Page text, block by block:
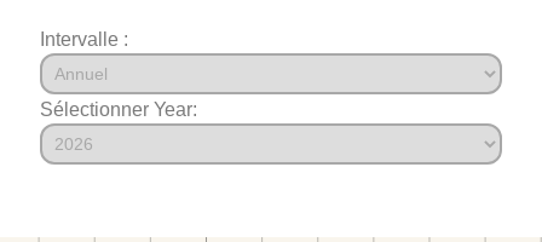
Intervalle :
Sélectionner Year: